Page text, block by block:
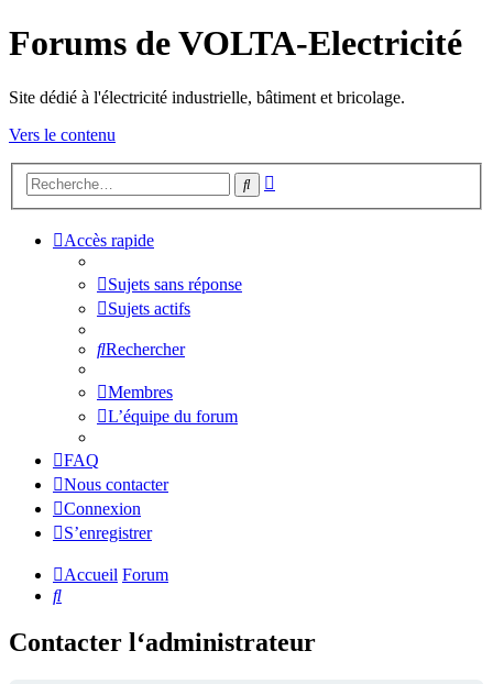
Forums de VOLTA-Electricité
Site dédié à l'électricité industrielle, bâtiment et bricolage.
Vers le contenu
Rechercher
Accès rapide
Sujets sans réponse
Sujets actifs
Rechercher
Membres
L’équipe du forum
FAQ
Nous contacter
Connexion
S’enregistrer
Accueil Forum
Rechercher
Contacter l‘administrateur